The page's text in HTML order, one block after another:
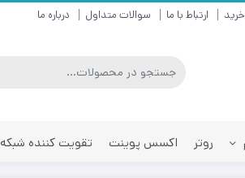
ارتباط با ما سوالات متداول درباره ما
روتر اکسس پوینت تقویت کننده شبکه